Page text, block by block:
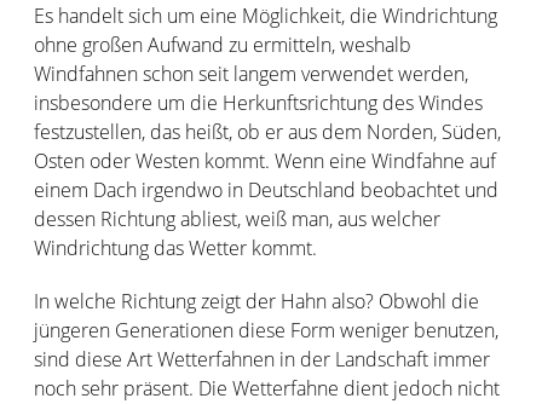
Es handelt sich um eine Möglichkeit, die Windrichtung
ohne großen Aufwand zu ermitteln, weshalb
Windfahnen schon seit langem verwendet werden,
insbesondere um die Herkunftsrichtung des Windes
festzustellen, das heißt, ob er aus dem Norden, Süden,
Osten oder Westen kommt. Wenn eine Windfahne auf
einem Dach irgendwo in Deutschland beobachtet und
dessen Richtung abliest, weiß man, aus welcher
Windrichtung das Wetter kommt.
In welche Richtung zeigt der Hahn also? Obwohl die
jüngeren Generationen diese Form weniger benutzen,
sind diese Art Wetterfahnen in der Landschaft immer
noch sehr präsent. Die Wetterfahne dient jedoch nicht